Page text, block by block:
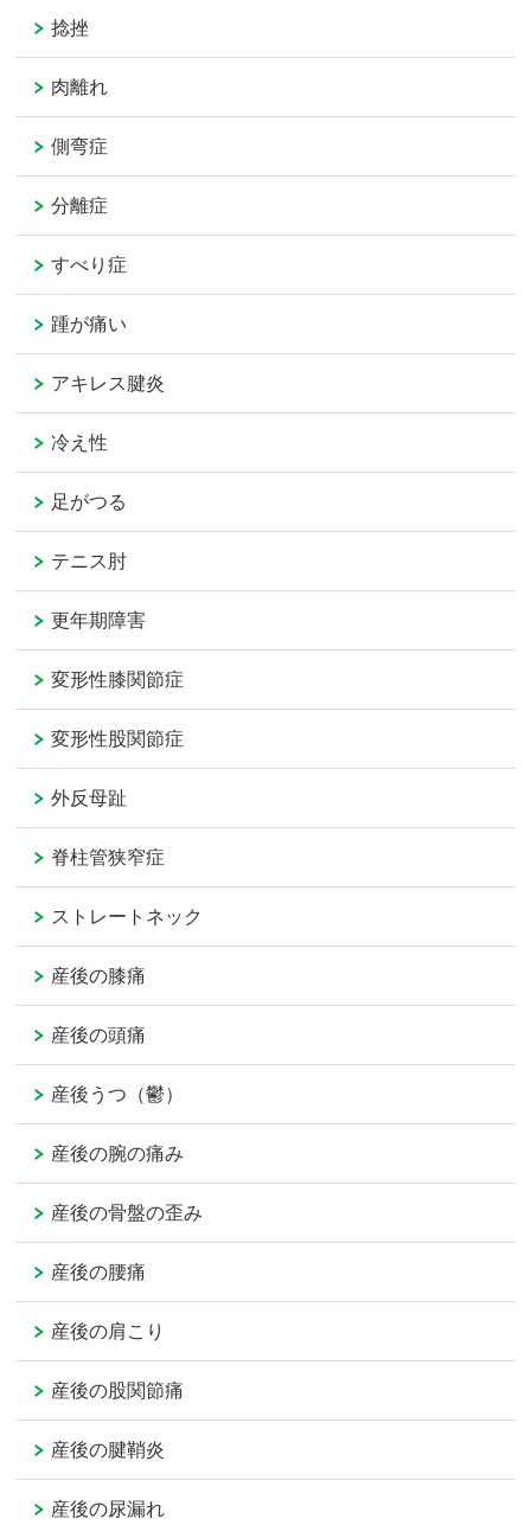
捻挫
肉離れ
側弯症
分離症
すべり症
踵が痛い
アキレス腱炎
冷え性
足がつる
テニス肘
更年期障害
変形性膝関節症
変形性股関節症
外反母趾
脊柱管狭窄症
ストレートネック
産後の膝痛
産後の頭痛
産後うつ（鬱）
産後の腕の痛み
産後の骨盤の歪み
産後の腰痛
産後の肩こり
産後の股関節痛
産後の腱鞘炎
産後の尿漏れ